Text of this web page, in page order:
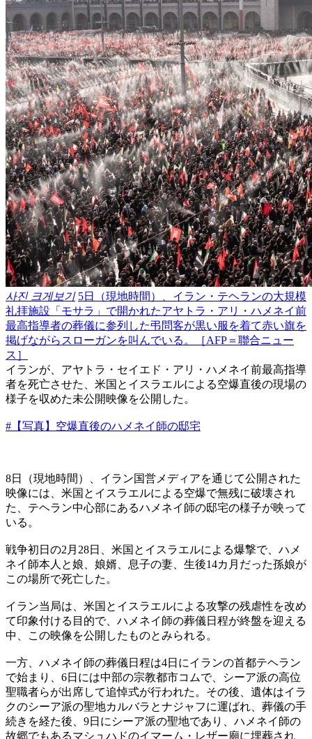
사진 크게보기 5日（現地時間）、イラン・テヘランの大規模
礼拝施設「モサラ」で開かれたアヤトラ・アリ・ハメネイ前
最高指導者の葬儀に参列した弔問客が黒い服を着て赤い旗を
掲げながらスローガンを叫んでいる。［AFP＝聯合ニュー
ス］
イランが、アヤトラ・セイエド・アリ・ハメネイ前最高指導
者を死亡させた、米国とイスラエルによる空爆直後の現場の
様子を収めた未公開映像を公開した。
#【写真】空爆直後のハメネイ師の邸宅
8日（現地時間）、イラン国営メディアを通じて公開された
映像には、米国とイスラエルによる空爆で無残に破壊され
た、テヘラン中心部にあるハメネイ師の邸宅の様子が映って
いる。
戦争初日の2月28日、米国とイスラエルによる爆撃で、ハメ
ネイ師本人と娘、娘婿、息子の妻、生後14カ月だった孫娘が
この場所で死亡した。
イラン当局は、米国とイスラエルによる攻撃の残虐性を改め
て印象付ける目的で、ハメネイ師の葬儀日程が終盤を迎える
中、この映像を公開したものとみられる。
一方、ハメネイ師の葬儀日程は4日にイランの首都テヘラン
で始まり、6日には中部の宗教都市コムで、シーア派の高位
聖職者らが出席して追悼式が行われた。その後、遺体はイラ
クのシーア派の聖地カルバラとナジャフに運ばれ、葬儀の手
続きを経た後、9日にシーア派の聖地であり、ハメネイ師の
故郷でもあるマシュハドのイマーム・レザー廟に埋葬され